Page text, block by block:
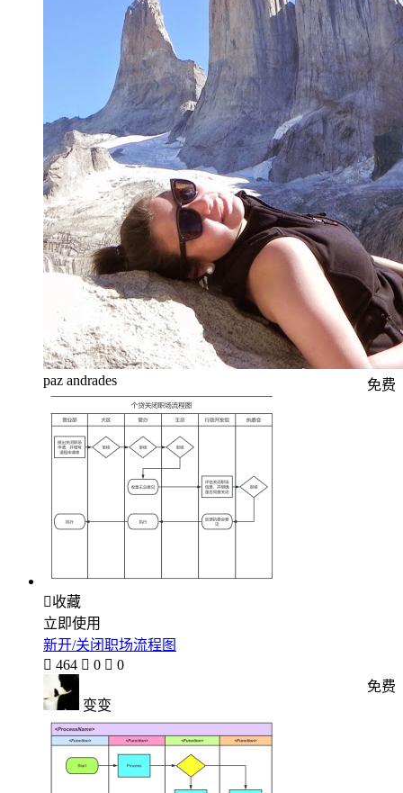
paz andrades 免费
收藏
立即使用
新开/关闭职场流程图
 464  0  0
变变
免费